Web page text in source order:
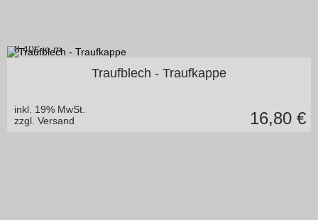
in vielen Varianten
8,40€ je m
Traufblech - Traufkappe
inkl. 19% MwSt.
zzgl. Versand
16,80 €